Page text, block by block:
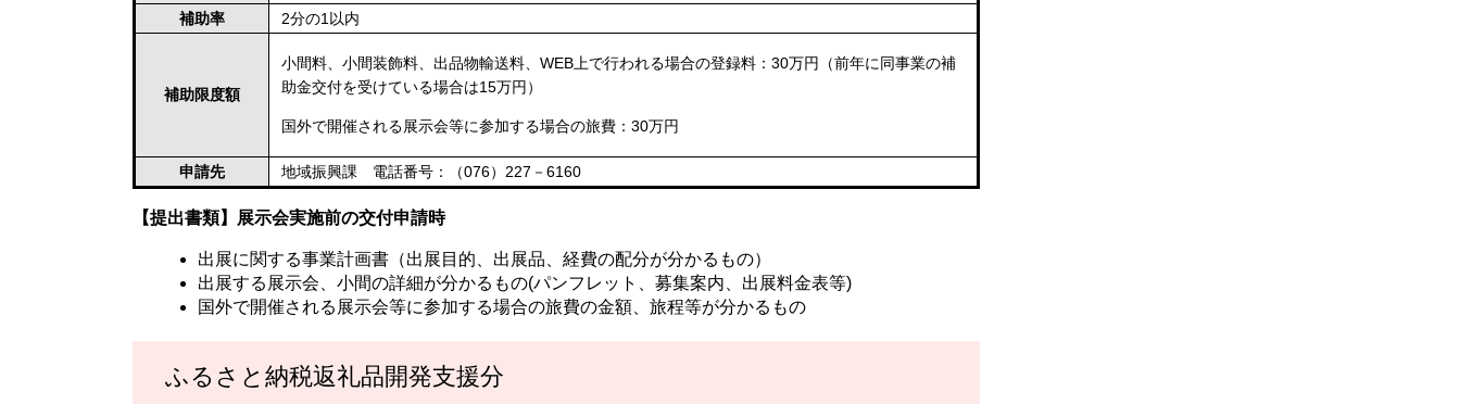
補助率
2分の1以内
補助限度額
小間料、小間装飾料、出品物輸送料、WEB上で行われる場合の登録料：30万円（前年に同事業の補
助金交付を受けている場合は15万円）
国外で開催される展示会等に参加する場合の旅費：30万円
申請先 地域振興課 電話番号：（076）227－6160
【提出書類】展示会実施前の交付申請時
出展に関する事業計画書（出展目的、出展品、経費の配分が分かるもの）
出展する展示会、小間の詳細が分かるもの(パンフレット、募集案内、出展料金表等)
​国外で開催される展示会等に参加する場合の旅費の金額、旅程等が分かるもの
ふるさと納税返礼品開発支援分